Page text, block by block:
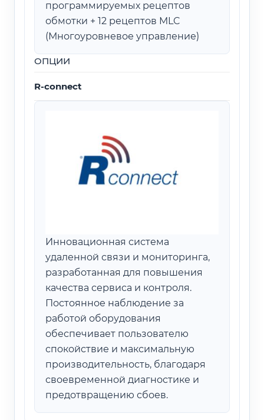
программируемых рецептов
обмотки + 12 рецептов MLC
(Многоуровневое управление)
ОПЦИИ
R-connect
Инновационная система
удаленной связи и мониторинга,
разработанная для повышения
качества сервиса и контроля.
Постоянное наблюдение за
работой оборудования
обеспечивает пользователю
спокойствие и максимальную
производительность, благодаря
своевременной диагностике и
предотвращению сбоев.